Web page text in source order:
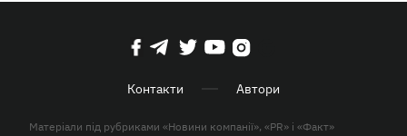
Контакти Автори
Матеріали під рубриками «Новини компанії», «PR» і «Факт»